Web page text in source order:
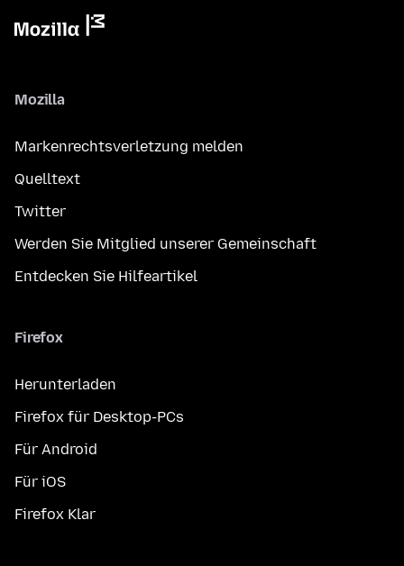
Mozilla
Markenrechtsverletzung melden
Quelltext
Twitter
Werden Sie Mitglied unserer Gemeinschaft
Entdecken Sie Hilfeartikel
Firefox
Herunterladen
Firefox für Desktop-PCs
Für Android
Für iOS
Firefox Klar